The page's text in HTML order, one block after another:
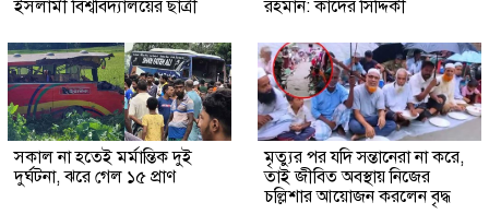
ইসলামী বিশ্ববিদ্যালয়ের ছাত্রী
রহমান: কাদের সিদ্দিকী
সকাল না হতেই মর্মান্তিক দুই
দুর্ঘটনা, ঝরে গেল ১৫ প্রাণ
মৃত্যুর পর যদি সন্তানেরা না করে,
তাই জীবিত অবস্থায় নিজের
চল্লিশার আয়োজন করলেন বৃদ্ধ